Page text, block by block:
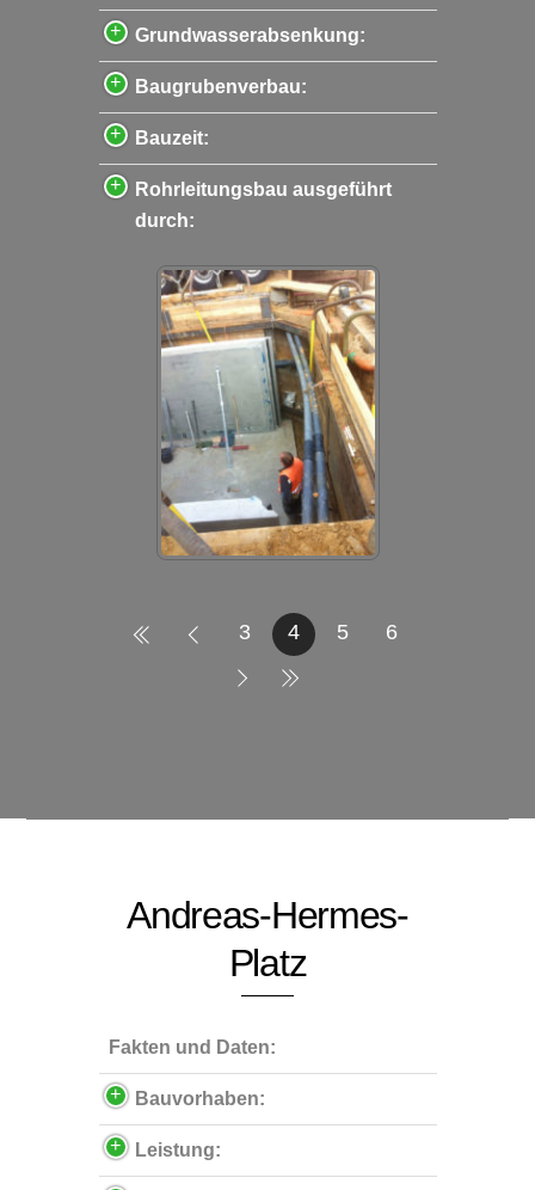
Grundwasserabsenkung:
Baugrubenverbau:
Bauzeit:
Rohrleitungsbau ausgeführt
durch:
3 4 5 6
Andreas-Hermes-
Platz
Fakten und Daten:
Bauvorhaben:
Leistung: